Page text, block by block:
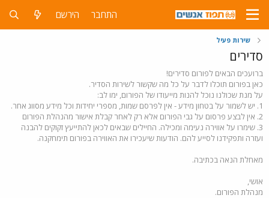
התחבר הירשם
שירות פעיל
סדירים
ברועכים הבאים לפורום סדירים!
כאן בפורום תוכלו לדבר על כל מה שקשור לשירות הסדיר.
על מנת שכולנו נוכל להנות מייעודו של הפורום, ימו לב:
1. יש לשמור על בטחון מידע - אין לפרסם שמות, מספרי יחידות וכל מידע מסווג אחר.
2. אין לבצע פרסום על גבי הפורום אלא רק לאחר קבלת אישור מהנהלת הפורום
3. שימרו על אווירה נעימה ומכילה. החיילים שבאים לכאן להתייעץ זקוקים להבנה
ועזרה ותפקידנו לסייע להם. הודעות שיעכירו את האווירה בפורום תימחקנה.
מאחלת הנאה בכתיבה.
אושי,
מנהלת הפורום.